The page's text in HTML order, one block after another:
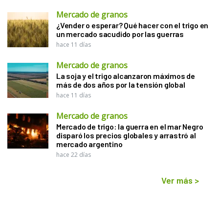
Mercado de granos
¿Vender o esperar? Qué hacer con el trigo en
un mercado sacudido por las guerras
hace 11 días
Mercado de granos
La soja y el trigo alcanzaron máximos de
más de dos años por la tensión global
hace 11 días
Mercado de granos
Mercado de trigo: la guerra en el mar Negro
disparó los precios globales y arrastró al
mercado argentino
hace 22 días
Ver más >